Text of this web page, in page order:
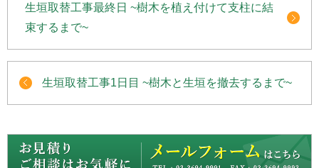
生垣取替工事最終日 ~樹木を植え付けて支柱に結
束するまで~
生垣取替工事1日目 ~樹木と生垣を撤去するまで~